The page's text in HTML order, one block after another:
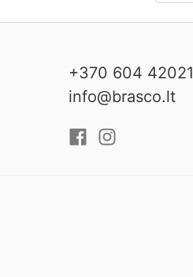
+370 604 42021
info@brasco.lt